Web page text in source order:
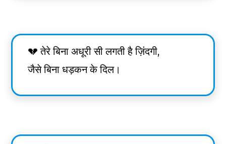
💔 तेरे बिना अधूरी सी लगती है ज़िंदगी,
जैसे बिना धड़कन के दिल।